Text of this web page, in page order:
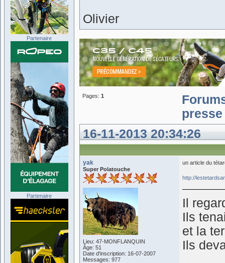
Olivier
Pages: 1
presse
16-11-2013 20:34:26
yak
Super Polatouche
Lieu: 47-MONFLANQUIN
Âge: 51
Date d'inscription: 16-07-2007
Messages: 977
un article du
http://
Il
Ils
et la
Ils
Partenaire
Partenaire